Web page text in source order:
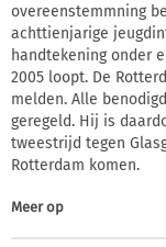
overeenstemmning
achttienjarige
handtekening onder
2005 loopt. De
melden. Alle
geregeld. Hij is
tweestrijd tegen
Rotterdam komen.
Meer op